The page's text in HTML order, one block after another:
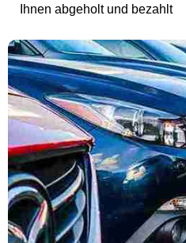
Ihnen abgeholt und bezahlt